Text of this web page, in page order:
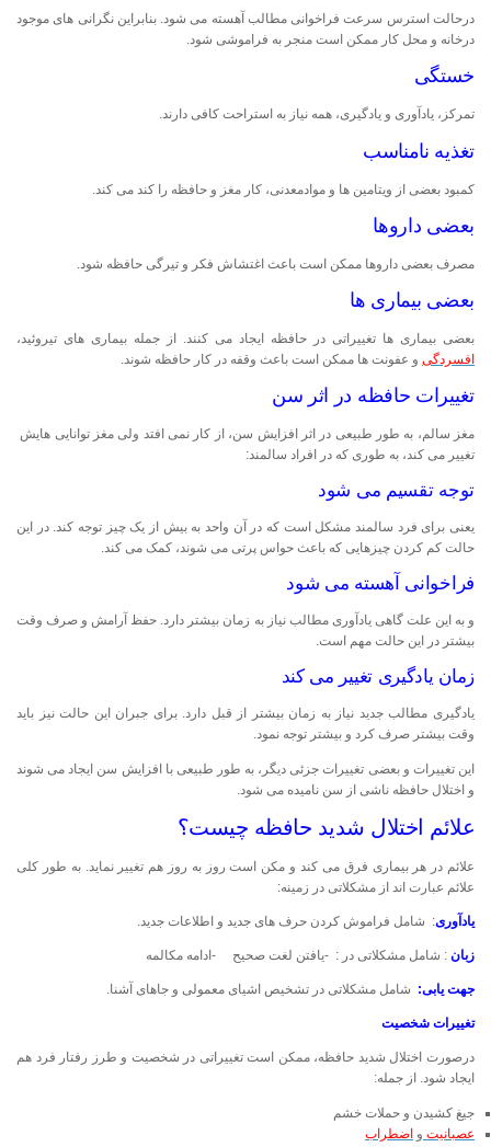
درحالت استرس سرعت فراخوانی مطالب آهسته می شود. بنابراین نگرانی های موجود
درخانه و محل کار ممکن است منجر به فراموشی شود.
خستگی
تمرکز، یادآوری و یادگیری، همه نیاز به استراحت کافی دارند.
تغذیه نامناسب
کمبود بعضی از ویتامین ها و موادمعدنی، کار مغز و حافظه را کند می کند.
بعضی داروها
مصرف بعضی داروها ممکن است باعث اغتشاش فکر و تیرگی حافظه شود.
بعضی بیماری ها
بعضی بیماری ها تغییراتی در حافظه ایجاد می کنند. از جمله بیماری های تیروئید،
افسردگی و عفونت ها ممکن است باعث وقفه در کار حافظه شوند.
تغییرات حافظه در اثر سن
مغز سالم، به طور طبیعی در اثر افزایش سن، از کار نمی افتد ولی مغز توانایی هایش
تغییر می کند، به طوری که در افراد سالمند:
توجه تقسیم می شود
یعنی برای فرد سالمند مشکل است که در آن واحد به بیش از یک چیز توجه کند. در این
حالت کم کردن چیزهایی که باعث حواس پرتی می شوند، کمک می کند.
فراخوانی آهسته می شود
و به این علت گاهی یادآوری مطالب نیاز به زمان بیشتر دارد. حفظ آرامش و صرف وقت
بیشتر در این حالت مهم است.
زمان یادگیری تغییر می کند
یادگیری مطالب جدید نیاز به زمان بیشتر از قبل دارد. برای جبران این حالت نیز باید
وقت بیشتر صرف کرد و بیشتر توجه نمود.
این تغییرات و بعضی تغییرات جزئی دیگر، به طور طبیعی با افزایش سن ایجاد می شوند
و اختلال حافظه ناشی از سن نامیده می شود.
علائم اختلال شدید حافظه چیست؟
علائم در هر بیماری فرق می کند و مکن است روز به روز هم تغییر نماید. به طور کلی
علائم عبارت اند از مشکلاتی در زمینه:
یادآوری: شامل فراموش کردن حرف های جدید و اطلاعات جدید.
زبان : شامل مشکلاتی در : -یافتن لغت صحیح -ادامه مکالمه
جهت یابی: شامل مشکلاتی در تشخیص اشیای معمولی و جاهای آشنا.
تغییرات شخصیت
درصورت اختلال شدید حافظه، ممکن است تغییراتی در شخصیت و طرز رفتار فرد هم
ایجاد شود. از جمله:
جیغ کشیدن و حملات خشم
عصبانیت و اضطراب